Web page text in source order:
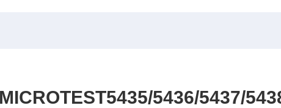
MICROTEST5435/5436/5437/